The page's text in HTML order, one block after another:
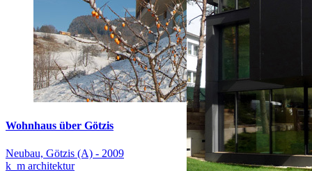
Wohnhaus über Götzis
Neubau, Götzis (A) - 2009
k_m architektur